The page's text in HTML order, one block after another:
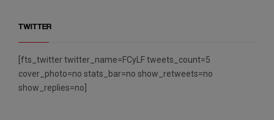
TWITTER
[fts_twitter twitter_name=FCyLF tweets_count=5
cover_photo=no stats_bar=no show_retweets=no
show_replies=no]